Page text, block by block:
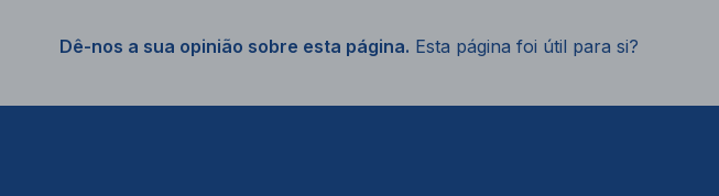
Dê-nos a sua opinião sobre esta página. Esta página foi útil para si?